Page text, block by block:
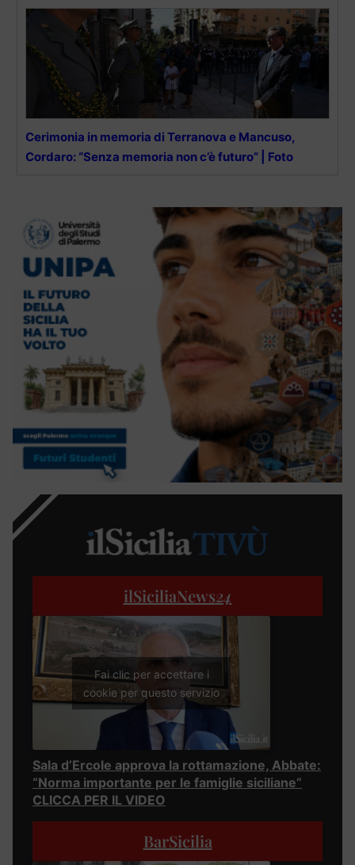
Cerimonia in memoria di Terranova e Mancuso,
Cordaro: “Senza memoria non c’è futuro” | Foto
ilSiciliaNews24
Fai clic per accettare i
cookie per questo servizio
Sala d’Ercole approva la rottamazione, Abbate:
“Norma importante per le famiglie siciliane”
CLICCA PER IL VIDEO
BarSicilia